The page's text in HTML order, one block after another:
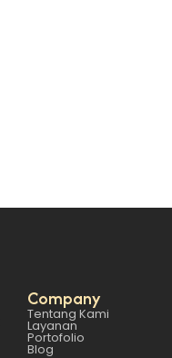
Company
Tentang Kami
Layanan
Portofolio
Blog